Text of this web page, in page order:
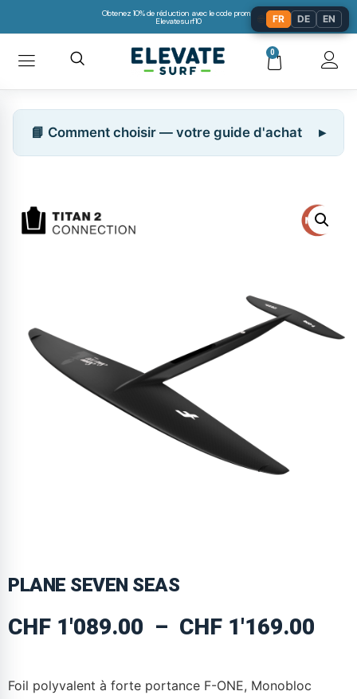
Obtenez 10% de réduction avec le code promo:
Elevatesurf10
0
📘 Comment choisir — votre guide d'achat
PLANE SEVEN SEAS
CHF 1'089.00 – CHF 1'169.00
Foil polyvalent à forte portance F-ONE, Monobloc
FR DE EN